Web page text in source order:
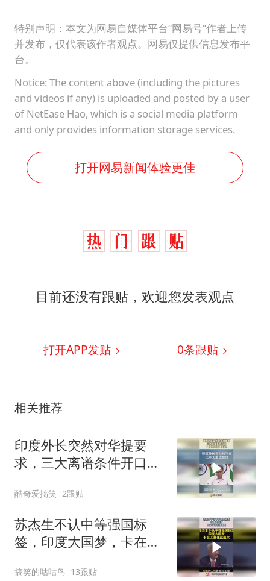
特别声明：本文为网易自媒体平台“网易号”作者上传
并发布，仅代表该作者观点。网易仅提供信息发布平
台。
Notice: The content above (including the pictures
and videos if any) is uploaded and posted by a user
of NetEase Hao, which is a social media platform
and only provides information storage services.
打开网易新闻体验更佳
目前还没有跟贴，欢迎您发表观点
打开APP发贴 0条跟贴
相关推荐
印度外长突然对华提要
求，三大离谱条件开口，
酷奇爱搞笑 2跟贴
苏杰生不认中等强国标
签，印度大国梦，卡在工
搞笑的咕咕鸟 13跟贴